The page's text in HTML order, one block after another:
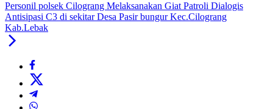
Personil polsek Cilograng Melaksanakan Giat Patroli Dialogis
Antisipasi C3 di sekitar Desa Pasir bungur Kec.Cilograng
Kab.Lebak